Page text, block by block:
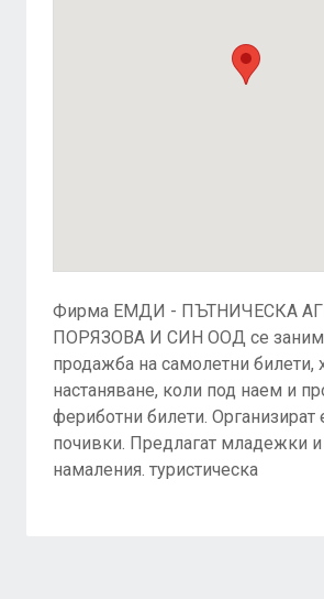
Фирма ЕМДИ - ПЪТНИЧЕСКА
ПОРЯЗОВА И СИН ООД се
продажба на самолетни билети,
настаняване, коли под наем и
фериботни билети. Организират
почивки. Предлагат младежки и
намаления. туристическа